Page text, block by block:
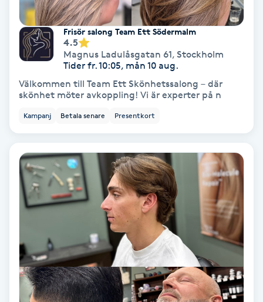
Laserbehandling
LPG
LPG-behandling
LPG-massage
Luggklippning
Frisör salong Team Ett Södermalm
4.5
Magnus Ladulåsgatan 61, Stockholm
Tider fr. 10:05, mån 10 aug.
Välkommen till Team Ett Skönhetssalong – där
skönhet möter avkoppling! Vi är experter på n
Kampanj Betala senare Presentkort